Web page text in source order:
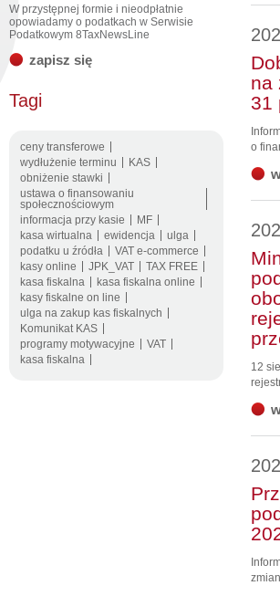
W przystępnej formie i nieodpłatnie
opowiadamy o podatkach w Serwisie
Podatkowym 8TaxNewsLine
zapisz się
Tagi
ceny transferowe
wydłużenie terminu
KAS
obniżenie stawki
ustawa o finansowaniu
społecznościowym
informacja przy kasie
MF
kasa wirtualna
ewidencja
ulga
podatku u źródła
VAT e-commerce
kasy online
JPK_VAT
TAX FREE
kasa fiskalna
kasa fiskalna online
kasy fiskalne on line
ulga na zakup kas fiskalnych
Komunikat KAS
programy motywacyjne
VAT
kasa fiskalna
na
31
o
12